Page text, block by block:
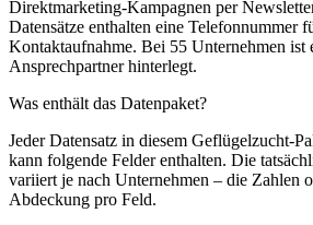
Direktmarketing-Kampagnen per
Datensätze enthalten eine Telefonnummer
Kontaktaufnahme. Bei 55 Unternehmen ist
Ansprechpartner hinterlegt.
Was enthält das Datenpaket?
Jeder Datensatz in diesem Geflügelzucht-
kann folgende Felder enthalten. Die
variiert je nach Unternehmen – die Zahlen
Abdeckung pro Feld.